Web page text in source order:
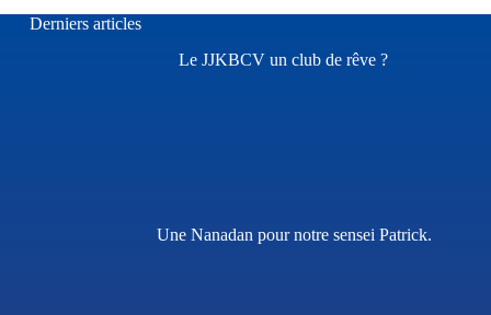
Derniers articles
Le JJKBCV un club de rêve ?
Une Nanadan pour notre sensei Patrick.